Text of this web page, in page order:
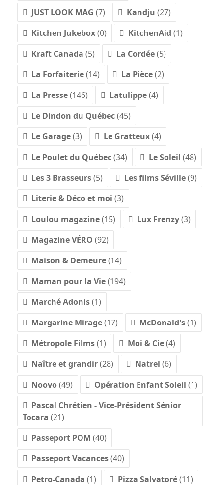
JUST LOOK MAG (7) Kandju (27)
Kitchen Jukebox(0) KitchenAid (1)
Kraft Canada (5) La Cordée(5)
La Forfaiterie(14) La Pièce(2)
La Presse(146) Latulippe(4)
Le Dindon du Québec(45)
Le Garage(3) Le Gratteux(4)
Le Poulet du Québec(34) Le Soleil (48)
Les 3 Brasseurs(5) Les films Séville(9)
Literie & Déco et moi (3)
Loulou magazine(15) Lux Frenzy(3)
Magazine VÉRO (92)
Maison & Demeure(14)
Maman pour la Vie(194)
Marché Adonis(1)
Margarine Mirage(17) McDonald's(1)
Métropole Films(1) Moi & Cie(4)
Naître et grandir(28) Natrel (6)
Noovo(49) Opération Enfant Soleil (1)
Pascal Chrétien - Vice-Président Sénior
Tocara (21)
Passeport POM (40)
Passeport Vacances(40)
Petro-Canada (1) Pizza Salvatoré(11)